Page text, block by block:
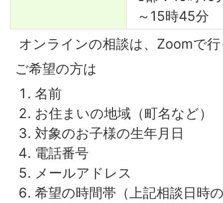
～15時45分
オンラインの相談は、Zoomで
ご希望の方は
名前
お住まいの地域（町名など）
対象のお子様の生年月日
電話番号
メールアドレス
希望の時間帯（上記相談日時